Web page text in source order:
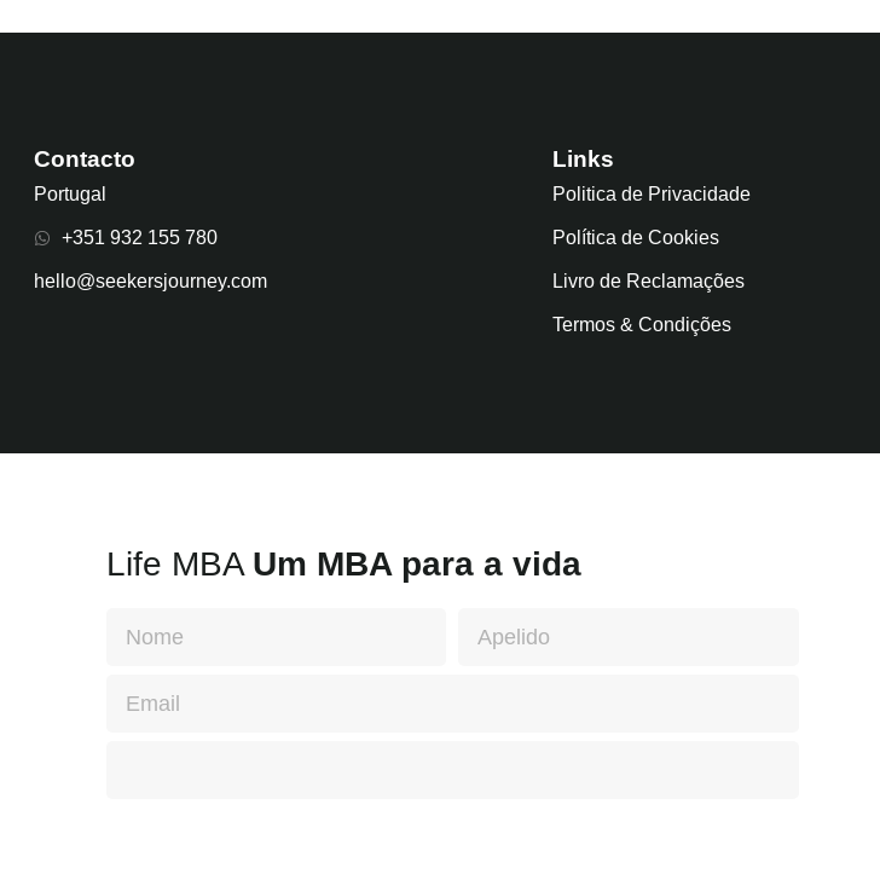
Contacto
Portugal
+351 932 155 780
hello@seekersjourney.com
Links
Politica de Privacidade
Política de Cookies
Livro de Reclamações
Termos & Condições
Life MBA Um MBA para a vida